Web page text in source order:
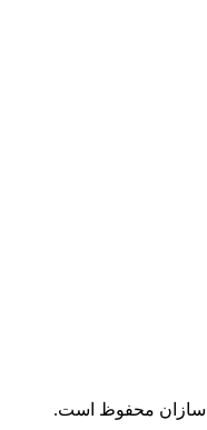
سازان محفوظ است.